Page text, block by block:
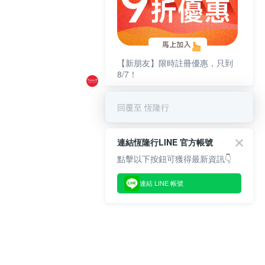
【新朋友】限時註冊優惠，只到
8/7！
回覆至 恆隆行
連結恆隆行LINE 官方帳號
點擊以下按鈕可獲得最新資訊👇
連結 LINE 帳號